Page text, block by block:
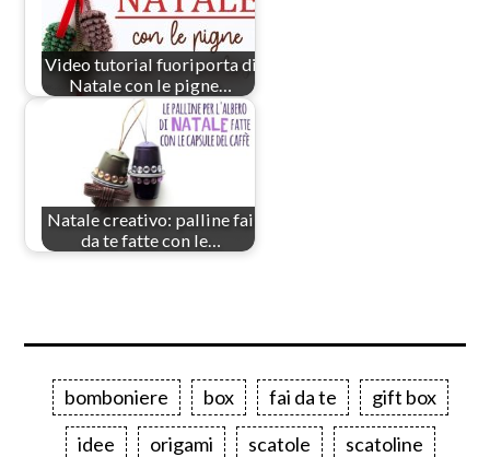
Video tutorial fuoriporta di
Natale con le pigne…
Natale creativo: palline fai
da te fatte con le…
bomboniere box fai da te
gift box
idee
origami scatole scatoline